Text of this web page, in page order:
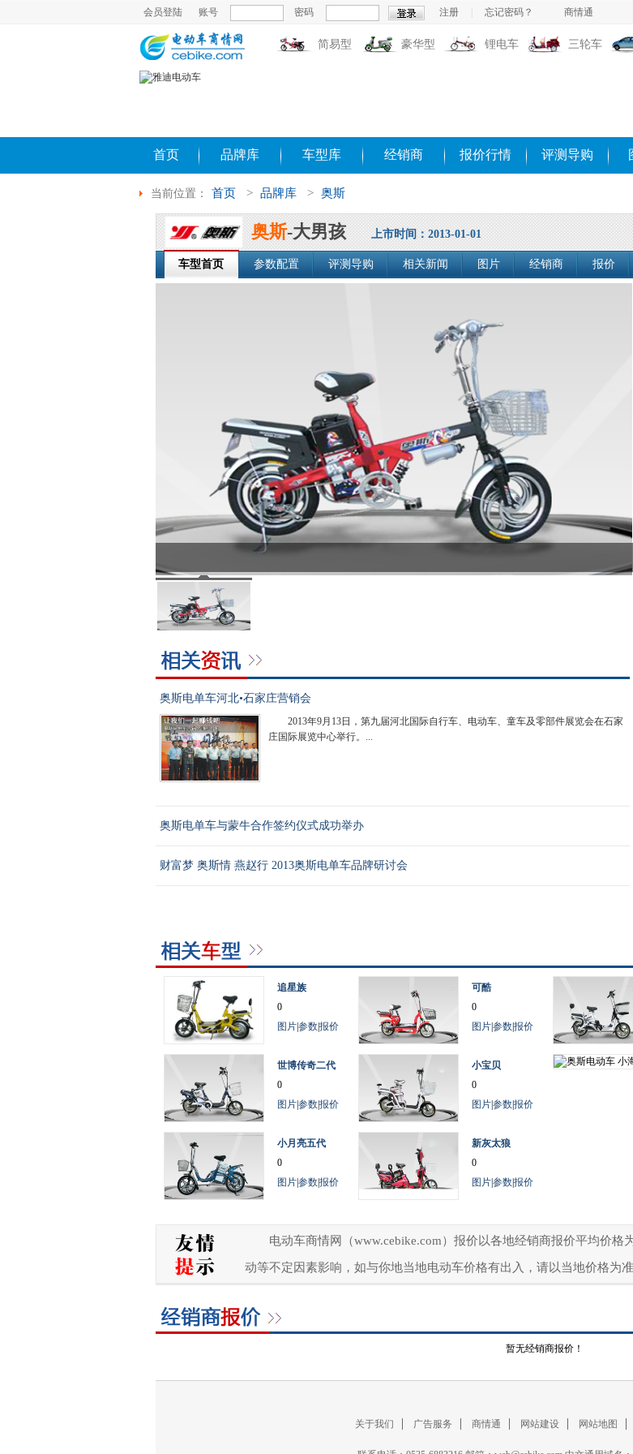
会员登陆 账号 密码 注册 忘记密码？ 商情通
简易型 豪华型 锂电车 三轮车
首页 品牌库 车型库 经销商 报价行情 评测导购
当前位置： 首页 > 品牌库 > 奥斯
奥斯-大男孩 上市时间：2013-01-01
车型首页 参数配置 评测导购 相关新闻 图片 经销商 报价
奥斯电单车河北•石家庄营销会
2013年9月13日，第九届河北国际自行车、电动车、童车及零部件展览会在石家
庄国际展览中心举行。...
奥斯电单车与蒙牛合作签约仪式成功举办
财富梦 奥斯情 燕赵行 2013奥斯电单车品牌研讨会
追星族
0
图片参数报价
可酷
0
图片参数报价
世博传奇二代
0
图片参数报价
小宝贝
0
图片参数报价
小月亮五代
0
图片参数报价
新灰太狼
0
图片参数报价
电动车商情网（www.cebike.com）报价以各地经销商报价平均价
动等不定因素影响，如与你地当地电动车价格有出入，请以当地价格为准
暂无经销商报价！
关于我们 广告服务 商情通 网站建设 网站地图